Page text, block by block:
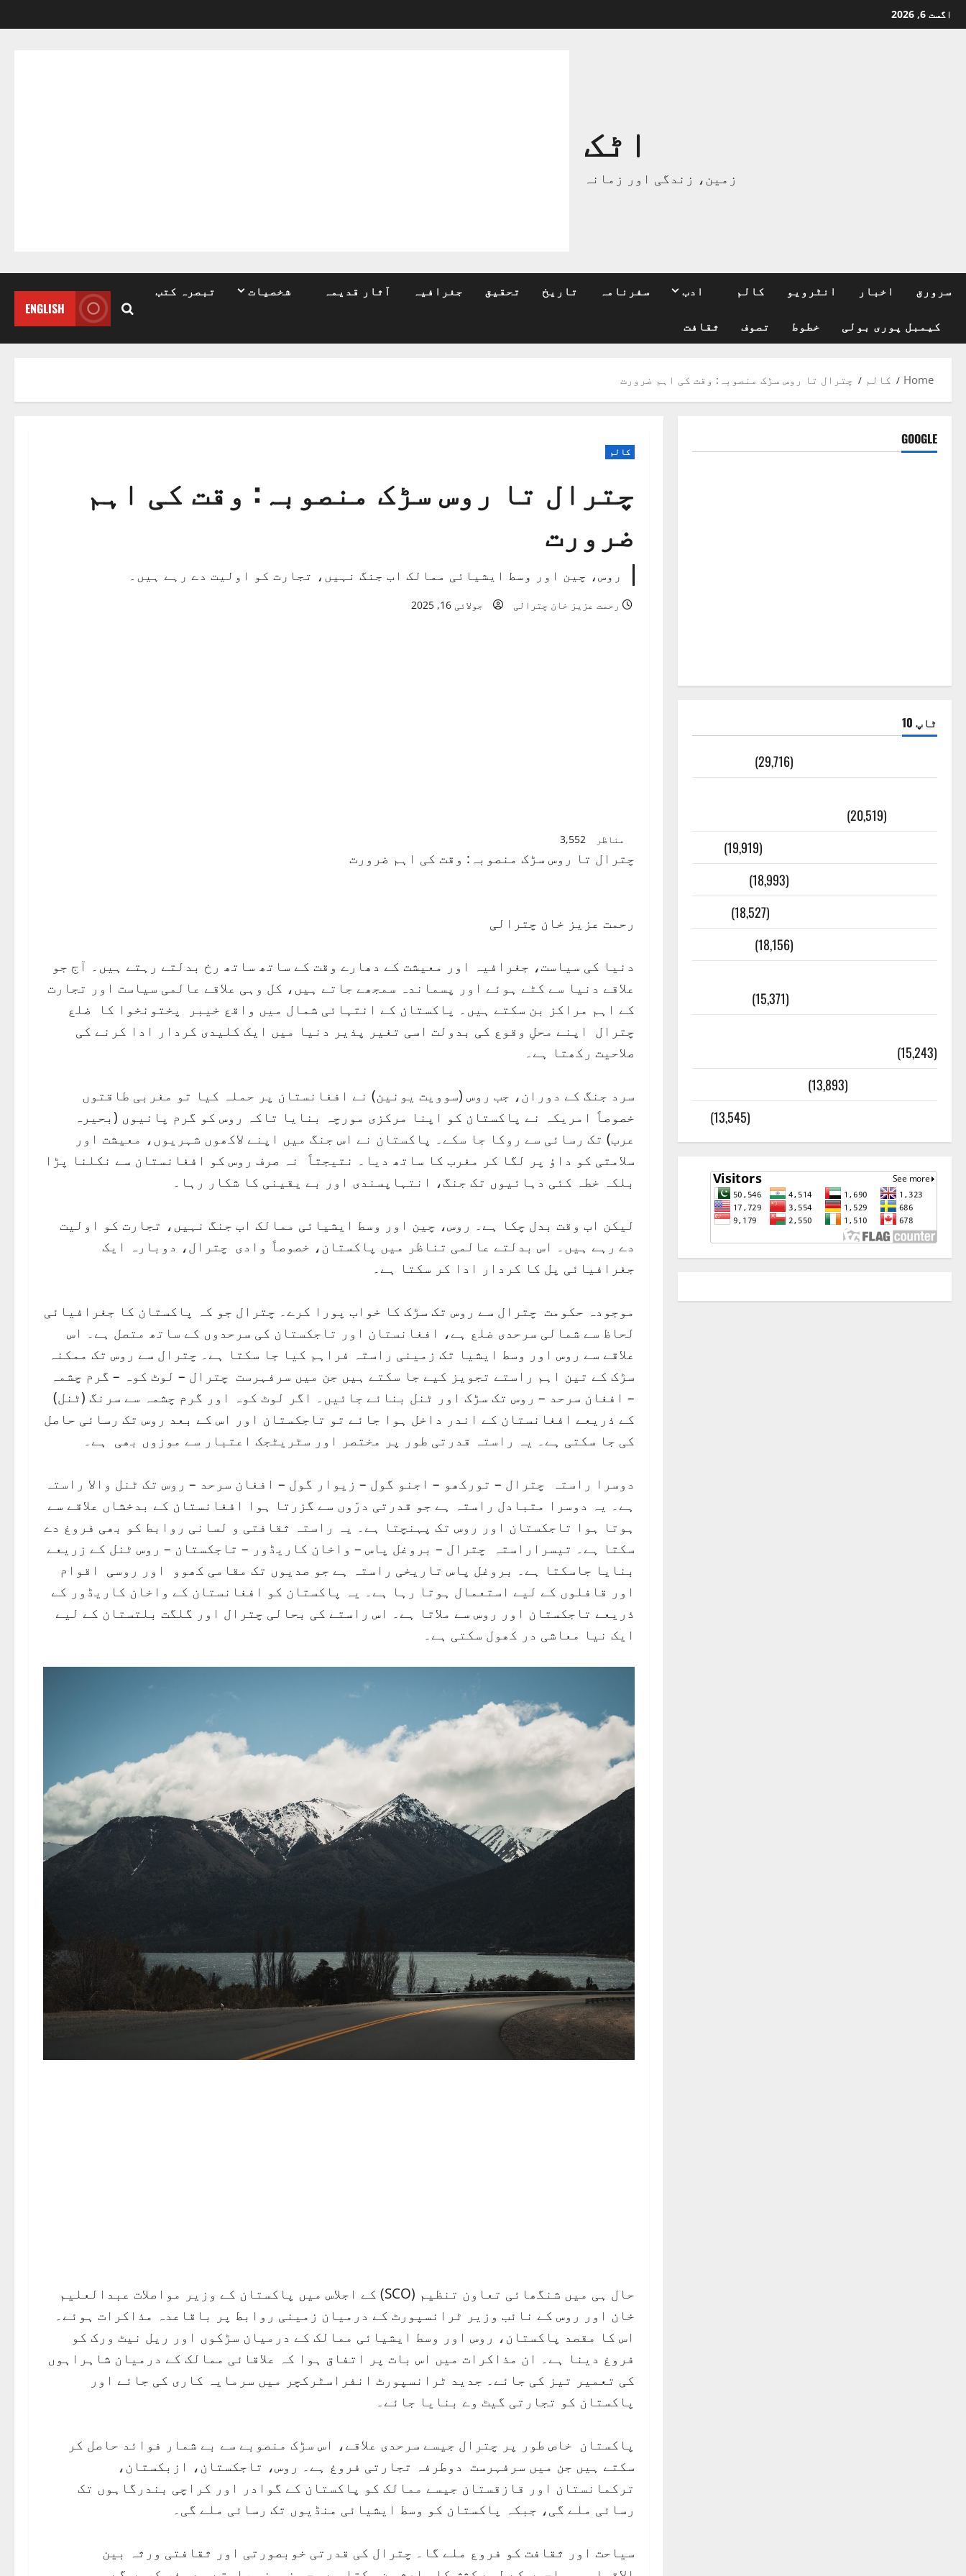
Skip
to
اگست 6, 2026
اٹک
زمین، زندگی اور زمانہ
سرورق اخبار انٹرویو کالم ادب سفرنامہ تاریخ تحقیق جغرافیہ آثار قدیمہ شخصیات تبصرہ کتب
کیمبل پوری بولی خطوط تصوف ثقافت
ENGLISH
Home کالم چترال تا روس سڑک منصوبہ: وقت کی اہم ضرورت
کالم
چترال تا روس سڑک منصوبہ: وقت کی اہم
ضرورت
روس، چین اور وسط ایشیائی ممالک اب جنگ نہیں، تجارت کو اولیت دے رہے ہیں۔
رحمت عزیز خان چترالی جولائی 16, 2025
مناظر 3,552
چترال تا روس سڑک منصوبہ: وقت کی اہم ضرورت
رحمت عزیز خان چترالی
دنیا کی سیاست، جغرافیہ اور معیشت کے دھارے وقت کے ساتھ ساتھ رخ بدلتے رہتے ہیں۔ آج جو
علاقے دنیا سے کٹے ہوئے اور پسماندہ سمجھے جاتے ہیں، کل وہی علاقے عالمی سیاست اور تجارت
کے اہم مراکز بن سکتے ہیں۔ پاکستان کے انتہائی شمال میں واقع خیبر پختونخوا کا ضلع
چترال اپنے محلِ وقوع کی بدولت اسی تغیر پذیر دنیا میں ایک کلیدی کردار ادا کرنے کی
صلاحیت رکھتا ہے۔
سرد جنگ کے دوران، جب روس (سوویت یونین) نے افغانستان پر حملہ کیا تو مغربی طاقتوں
خصوصاً امریکہ نے پاکستان کو اپنا مرکزی مورچہ بنایا تاکہ روس کو گرم پانیوں (بحیرہ
عرب) تک رسائی سے روکا جا سکے۔ پاکستان نے اس جنگ میں اپنے لاکھوں شہریوں، معیشت اور
سلامتی کو داؤ پر لگا کر مغرب کا ساتھ دیا۔ نتیجتاً نہ صرف روس کو افغانستان سے نکلنا پڑا
بلکہ خطہ کئی دہائیوں تک جنگ، انتہاپسندی اور بے یقینی کا شکار رہا۔
لیکن اب وقت بدل چکا ہے۔ روس، چین اور وسط ایشیائی ممالک اب جنگ نہیں، تجارت کو اولیت
دے رہے ہیں۔ اس بدلتے عالمی تناظر میں پاکستان، خصوصاً وادی چترال، دوبارہ ایک
جغرافیائی پل کا کردار ادا کر سکتا ہے۔
موجودہ حکومت چترال سے روس تک سڑک کا خواب پورا کرے۔ چترال جو کہ پاکستان کا جغرافیائی
لحاظ سے شمالی سرحدی ضلع ہے، افغانستان اور تاجکستان کی سرحدوں کے ساتھ متصل ہے۔ اس
علاقے سے روس اور وسط ایشیا تک زمینی راستہ فراہم کیا جا سکتا ہے۔ چترال سے روس تک ممکنہ
سڑک کے تین اہم راستے تجویز کیے جا سکتے ہیں جن میں سرفہرست چترال – لوٹ کوہ – گرم چشمہ
– افغان سرحد – روس تک سڑک اور ٹنل بنائے جائیں۔ اگر لوٹ کوہ اور گرم چشمہ سے سرنگ (ٹنل)
کے ذریعے افغانستان کے اندر داخل ہوا جائے تو تاجکستان اور اس کے بعد روس تک رسائی حاصل
کی جا سکتی ہے۔ یہ راستہ قدرتی طور پر مختصر اور سٹریٹجک اعتبار سے موزوں بھی ہے۔
دوسرا راستہ چترال – تورکھو – اجنو گول – زیوار گول – افغان سرحد – روس تک ٹنل والا راستہ
ہے۔ یہ دوسرا متبادل راستہ ہے جو قدرتی درّوں سے گزرتا ہوا افغانستان کے بدخشاں علاقے سے
ہوتا ہوا تاجکستان اور روس تک پہنچتا ہے۔ یہ راستہ ثقافتی و لسانی روابط کو بھی فروغ دے
سکتا ہے۔ تیسراراستہ چترال – بروغل پاس – واخان کاریڈور – تاجکستان – روس ٹنل کے زریعے
بنایا جاسکتا ہے۔ بروغل پاس تاریخی راستہ ہے جو صدیوں تک مقامی کھوو اور روسی اقوام
اور قافلوں کے لیے استعمال ہوتا رہا ہے۔ یہ پاکستان کو افغانستان کے واخان کاریڈور کے
ذریعے تاجکستان اور روس سے ملاتا ہے۔ اس راستے کی بحالی چترال اور گلگت بلتستان کے لیے
ایک نیا معاشی در کھول سکتی ہے۔
حال ہی میں شنگھائی تعاون تنظیم (SCO) کے اجلاس میں پاکستان کے وزیر مواصلات عبدالعلیم
خان اور روس کے نائب وزیر ٹرانسپورٹ کے درمیان زمینی روابط پر باقاعدہ مذاکرات ہوئے۔
اس کا مقصد پاکستان، روس اور وسط ایشیائی ممالک کے درمیان سڑکوں اور ریل نیٹ ورک کو
فروغ دینا ہے۔ ان مذاکرات میں اس بات پر اتفاق ہوا کہ علاقائی ممالک کے درمیان شاہراہوں
کی تعمیر تیز کی جائے۔ جدید ٹرانسپورٹ انفراسٹرکچر میں سرمایہ کاری کی جائے اور
پاکستان کو تجارتی گیٹ وے بنایا جائے۔
پاکستان خاص طور پر چترال جیسے سرحدی علاقے، اس سڑک منصوبے سے بے شمار فوائد حاصل کر
سکتے ہیں جن میں سرفہرست دوطرفہ تجارتی فروغ ہے۔ روس، تاجکستان، ازبکستان،
ترکمانستان اور قازقستان جیسے ممالک کو پاکستان کے گوادر اور کراچی بندرگاہوں تک
رسائی ملے گی، جبکہ پاکستان کو وسط ایشیائی منڈیوں تک رسائی ملے گی۔
سیاحت اور ثقافت کو فروع ملے گا۔ چترال کی قدرتی خوبصورتی اور ثقافتی ورثہ بین
GOOGLE
ٹاپ 10
(29,716)
(20,519)
(19,919)
(18,993)
(18,527)
(18,156)
(15,371)
(15,243)
(13,893)
(13,545)